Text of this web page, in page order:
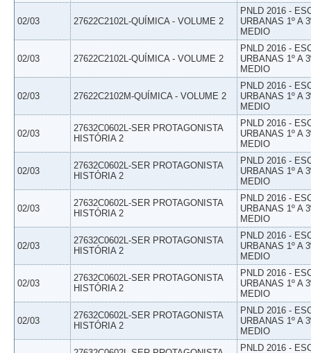
02/03 27622C2102L-QUÍMICA - VOLUME 2
PNLD 2016 -
URBANAS 1º A
MEDIO
02/03 27622C2102L-QUÍMICA - VOLUME 2
PNLD 2016 -
URBANAS 1º A
MEDIO
02/03 27622C2102M-QUÍMICA - VOLUME 2
PNLD 2016 -
URBANAS 1º A
MEDIO
02/03
27632C0602L-SER PROTAGONISTA
HISTÓRIA 2
PNLD 2016 -
URBANAS 1º A
MEDIO
02/03
27632C0602L-SER PROTAGONISTA
HISTÓRIA 2
PNLD 2016 -
URBANAS 1º A
MEDIO
02/03
27632C0602L-SER PROTAGONISTA
HISTÓRIA 2
PNLD 2016 -
URBANAS 1º A
MEDIO
02/03
27632C0602L-SER PROTAGONISTA
HISTÓRIA 2
PNLD 2016 -
URBANAS 1º A
MEDIO
02/03
27632C0602L-SER PROTAGONISTA
HISTÓRIA 2
PNLD 2016 -
URBANAS 1º A
MEDIO
02/03
27632C0602L-SER PROTAGONISTA
HISTÓRIA 2
PNLD 2016 -
URBANAS 1º A
MEDIO
PNLD 2016 -